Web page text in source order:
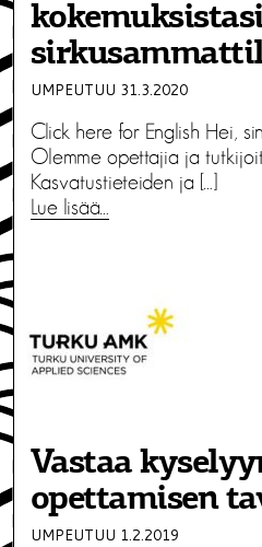
UMPEUTUU 31.3.2020
Click here for English Hei,
Olemme opettajia ja
Kasvatustieteiden ja […]
Lue lisää…
Vastaa
opettamisen
UMPEUTUU 1.2.2019